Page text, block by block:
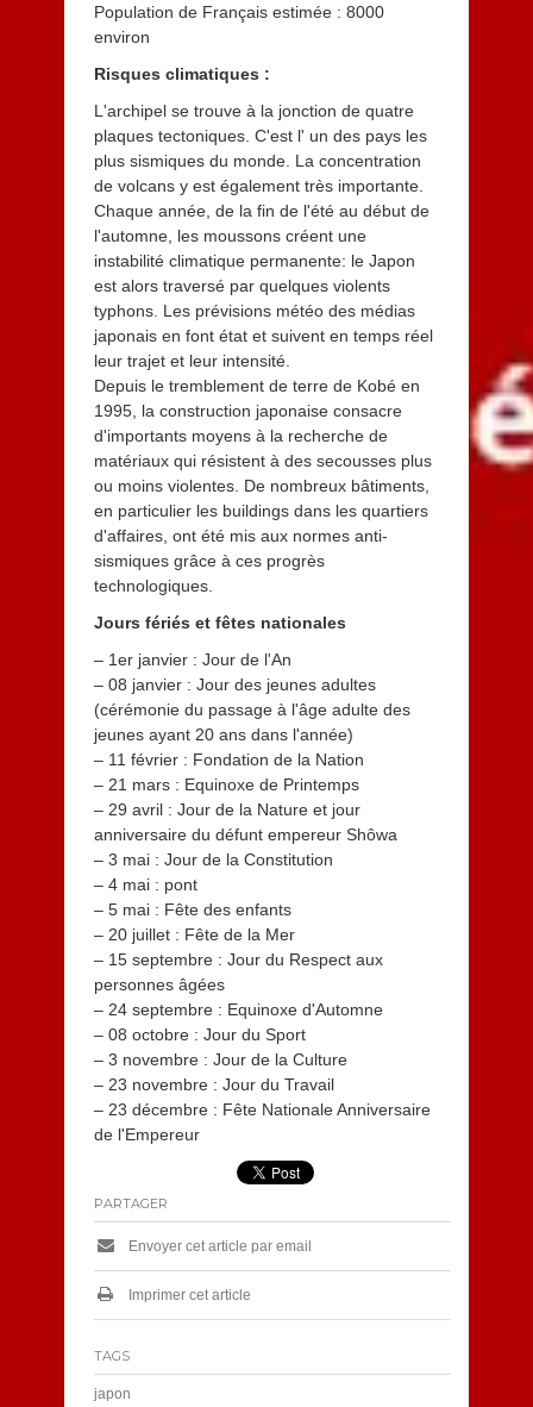
Population de Français estimée : 8000
environ
Risques climatiques :
L'archipel se trouve à la jonction de quatre
plaques tectoniques. C'est l' un des pays les
plus sismiques du monde. La concentration
de volcans y est également très importante.
Chaque année, de la fin de l'été au début de
l'automne, les moussons créent une
instabilité climatique permanente: le Japon
est alors traversé par quelques violents
typhons. Les prévisions météo des médias
japonais en font état et suivent en temps réel
leur trajet et leur intensité.
Depuis le tremblement de terre de Kobé en
1995, la construction japonaise consacre
d'importants moyens à la recherche de
matériaux qui résistent à des secousses plus
ou moins violentes. De nombreux bâtiments,
en particulier les buildings dans les quartiers
d'affaires, ont été mis aux normes anti-
sismiques grâce à ces progrès
technologiques.
Jours fériés et fêtes nationales
– 1er janvier : Jour de l'An
– 08 janvier : Jour des jeunes adultes
(cérémonie du passage à l'âge adulte des
jeunes ayant 20 ans dans l'année)
– 11 février : Fondation de la Nation
– 21 mars : Equinoxe de Printemps
– 29 avril : Jour de la Nature et jour
anniversaire du défunt empereur Shôwa
– 3 mai : Jour de la Constitution
– 4 mai : pont
– 5 mai : Fête des enfants
– 20 juillet : Fête de la Mer
– 15 septembre : Jour du Respect aux
personnes âgées
– 24 septembre : Equinoxe d'Automne
– 08 octobre : Jour du Sport
– 3 novembre : Jour de la Culture
– 23 novembre : Jour du Travail
– 23 décembre : Fête Nationale Anniversaire
de l'Empereur
PARTAGER
Envoyer cet article par email
Imprimer cet article
TAGS
japon